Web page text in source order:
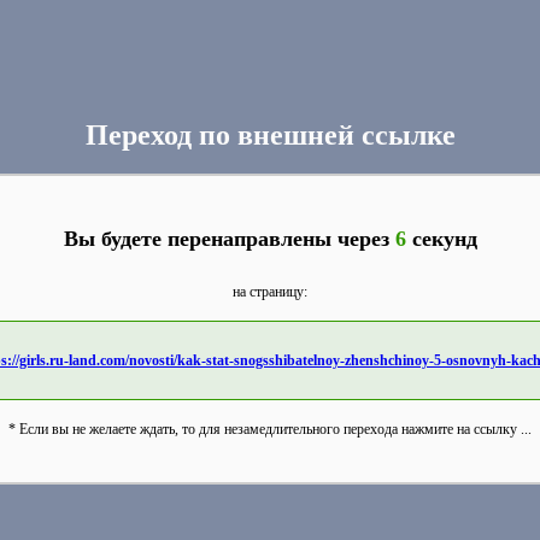
Переход по внешней ссылке
Вы будете перенаправлены через 6секунд
на страницу:
girls.ru-land.com/novosti/kak-stat-snogsshibatelnoy-zhenshchinoy-5-osnovnyh-
* Если вы не желаете ждать, то для незамедлительного перехода нажмите на ссылку ...